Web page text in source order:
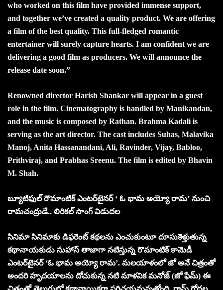
who worked on this film have provided immense support,
and together we’ve created a quality product. We are offering
a film of the best quality. This full-fledged romantic
entertainer will surely capture hearts. I am confident we are
delivering a good film as producers. We will announce the
release date soon.”
Renowned director Harish Shankar will appear in a guest
role in the film. Cinematography is handled by Manikandan,
and the music is composed by Rathan. Brahma Kadali is
serving as the art director. The cast includes Suhas, Malavika
Manoj, Anita Hassanandani, Ali, Ravinder, Vijay, Babloo,
Prithviraj, and Prabhas Sreenu. The film is edited by Bhavin
M. Shah.
బ్యూటిఫుల్‌ రొమాంటిక్‌ ఎంటర్‌టైనర్‌ ‘ ఓ భామ అయ్యో రామ’ నుంచి
రామచంద్రుడే.. లిరికల్‌ సాంగ్‌ విడుదల
సినిమా సినిమాకు డిఫరెంట్‌ కథలను ఎంచుకుంటూ దూసుకెళ్తుతున్న
కథానాయకుడు సుహాస్‌ తాజాగా నటిస్తున్న రొమాంటిక్‌ కామెడీ
ఎంటర్‌టైనర్‌ ‘ఓ భామ అయ్యో రామ’. మలయాళంలో జో అనే చిత్రంతో
అందరి హృదయాలను దోచుకున్న నటి మాళవిక మనోజ్ (జో ఫేమ్) ఈ